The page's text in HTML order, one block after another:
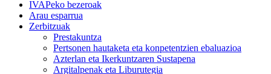
IVAPeko bezeroak
Arau esparrua
Zerbitzuak
Prestakuntza
Pertsonen hautaketa eta konpetentzien ebaluazioa
Azterlan eta Ikerkuntzaren Sustapena
Argitalpenak eta Liburutegia